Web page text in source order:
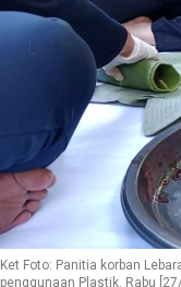
Ket Foto: Panitia korban
penggunaan Plastik. Rabu